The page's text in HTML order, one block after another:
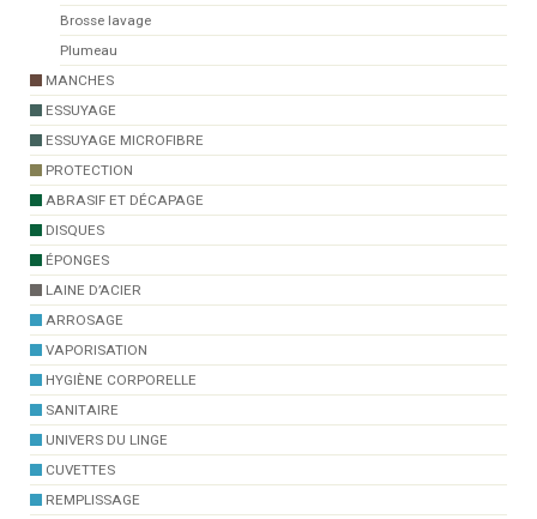
Brosse lavage
Plumeau
MANCHES
ESSUYAGE
ESSUYAGE MICROFIBRE
PROTECTION
ABRASIF ET DÉCAPAGE
DISQUES
ÉPONGES
LAINE D’ACIER
ARROSAGE
VAPORISATION
HYGIÈNE CORPORELLE
SANITAIRE
UNIVERS DU LINGE
CUVETTES
REMPLISSAGE